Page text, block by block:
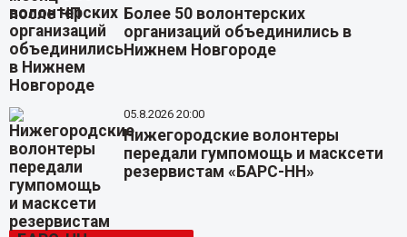
Более 50 волонтерских
организаций объединились в
Нижнем Новгороде
05.8.2026 20:00
Нижегородские волонтеры
передали гумпомощь и масксети
резервистам «БАРС-НН»